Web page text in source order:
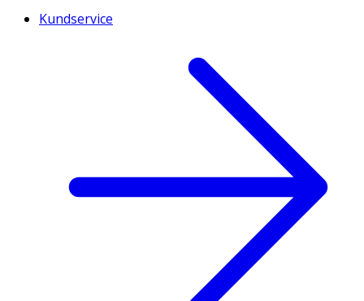
Kundservice